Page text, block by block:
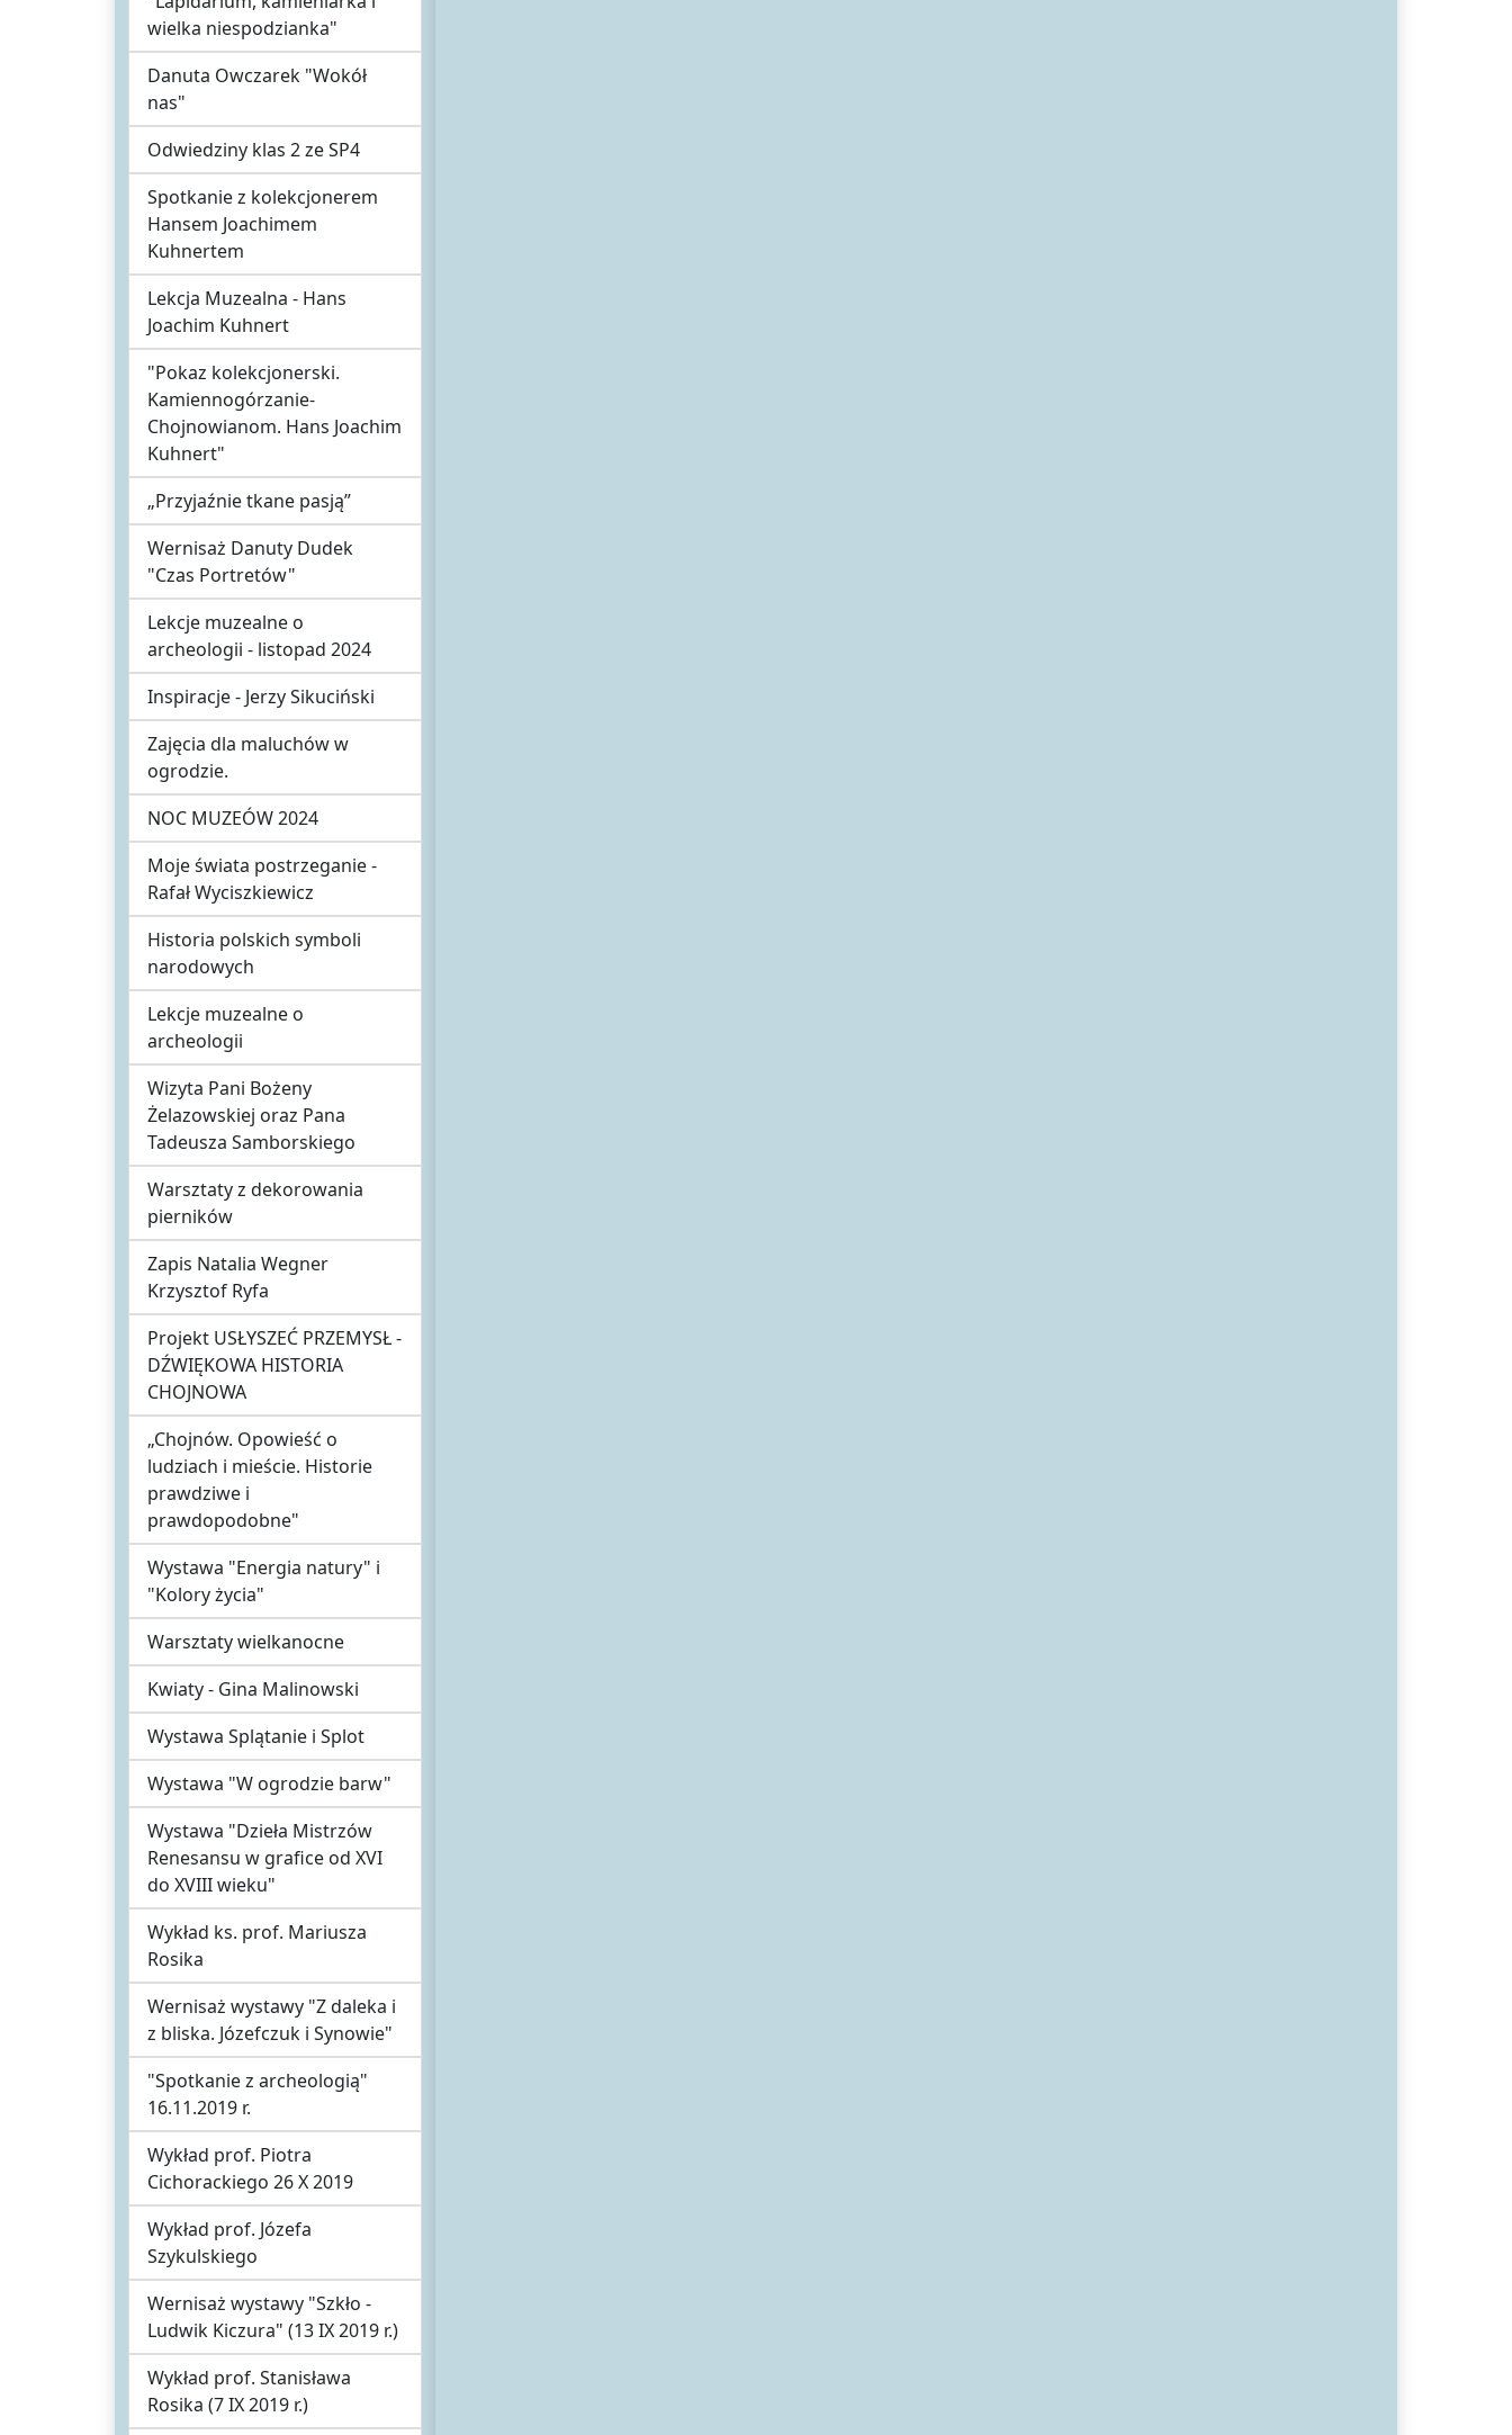
wielka niespodzianka"
Danuta Owczarek "Wokół
nas"
Odwiedziny klas 2 ze SP4
Spotkanie z kolekcjonerem
Hansem Joachimem
Kuhnertem
Lekcja Muzealna - Hans
Joachim Kuhnert
"Pokaz kolekcjonerski.
Kamiennogórzanie-
Chojnowianom. Hans Joachim
Kuhnert"
„Przyjaźnie tkane pasją”
Wernisaż Danuty Dudek
"Czas Portretów"
Lekcje muzealne o
archeologii - listopad 2024
Inspiracje - Jerzy Sikuciński
Zajęcia dla maluchów w
ogrodzie.
NOC MUZEÓW 2024
Moje świata postrzeganie -
Rafał Wyciszkiewicz
Historia polskich symboli
narodowych
Lekcje muzealne o
archeologii
Wizyta Pani Bożeny
Żelazowskiej oraz Pana
Tadeusza Samborskiego
Warsztaty z dekorowania
pierników
Zapis Natalia Wegner
Krzysztof Ryfa
Projekt USŁYSZEĆ PRZEMYSŁ -
DŹWIĘKOWA HISTORIA
CHOJNOWA
„Chojnów. Opowieść o
ludziach i mieście. Historie
prawdziwe i
prawdopodobne"
Wystawa "Energia natury" i
"Kolory życia"
Warsztaty wielkanocne
Kwiaty - Gina Malinowski
Wystawa Splątanie i Splot
Wystawa "W ogrodzie barw"
Wystawa "Dzieła Mistrzów
Renesansu w grafice od XVI
do XVIII wieku"
Wykład ks. prof. Mariusza
Rosika
Wernisaż wystawy "Z daleka i
z bliska. Józefczuk i Synowie"
"Spotkanie z archeologią"
16.11.2019 r.
Wykład prof. Piotra
Cichorackiego 26 X 2019
Wykład prof. Józefa
Szykulskiego
Wernisaż wystawy "Szkło -
Ludwik Kiczura" (13 IX 2019 r.)
Wykład prof. Stanisława
Rosika (7 IX 2019 r.)